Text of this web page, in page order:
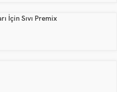
İçin Sıvı Premix